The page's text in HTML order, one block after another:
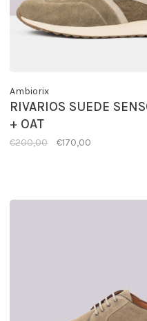
Ambiorix
RIVARIOS SUEDE
+ OAT
€200,00 €170,00